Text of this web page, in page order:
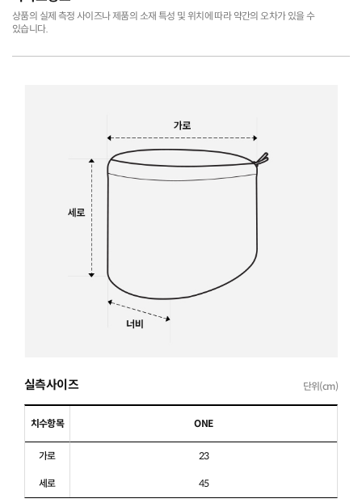
상품의 실제 측정 사이즈나 제품의 소재 특성 및 위치에 따라 약간의 오차가 있을 수
있습니다.
실측사이즈 단위(cm)
치수항목 ONE
가로 23
세로 45